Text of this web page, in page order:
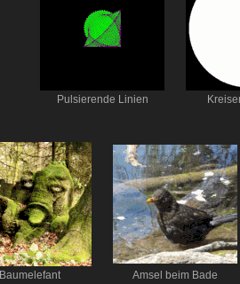
Pulsierende Linien
Baumelefant Amsel beim Bade